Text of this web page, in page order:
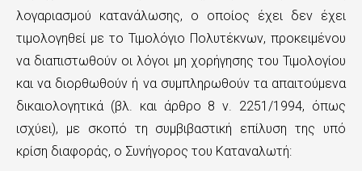
λογαριασμού κατανάλωσης, ο οποίος έχει δεν έχει
τιμολογηθεί με το Τιμολόγιο Πολυτέκνων, προκειμένου
να διαπιστωθούν οι λόγοι μη χορήγησης του Τιμολογίου
και να διορθωθούν ή να συμπληρωθούν τα απαιτούμενα
δικαιολογητικά (βλ. και άρθρο 8 ν. 2251/1994, όπως
ισχύει), με σκοπό τη συμβιβαστική επίλυση της υπό
κρίση διαφοράς, ο Συνήγορος του Καταναλωτή: